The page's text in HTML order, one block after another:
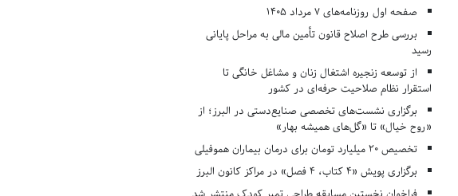
صفحه اول روزنامه‌های 7 مرداد 1405
بررسی طرح اصلاح قانون تأمین مالی به مراحل پایانی
رسید
از توسعه زنجیره اشتغال زنان و مشاغل خانگی تا
استقرار نظام صلاحیت حرفه‌ای در کشور
برگزاری نشست‌های تخصصی صنایع‌دستی در البرز؛ از
«روح خیال» تا «گل‌های همیشه بهار»
تخصیص ۲۰ میلیارد تومان برای درمان بیماران هموفیلی
برگزاری پویش «۴ کتاب، ۴ فصل» در مراکز کانون البرز